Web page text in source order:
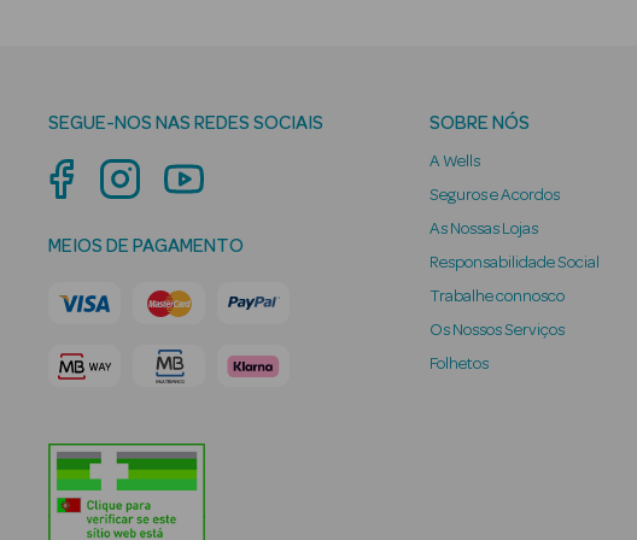
SEGUE-NOS NAS REDES SOCIAIS
MEIOS DE PAGAMENTO
SOBRE NÓS
A Wells
Seguros e Acordos
As Nossas Lojas
Responsabilidade Social
Trabalhe connosco
Os Nossos Serviços
Folhetos